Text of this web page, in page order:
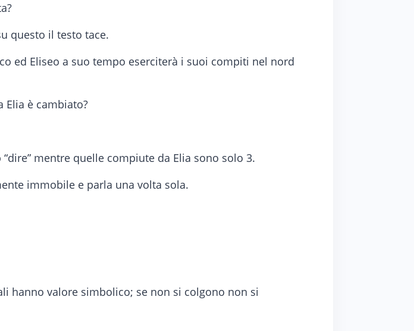
questo il testo tace.
ed Eliseo a suo tempo eserciterà i suoi compiti nel nord
Elia è cambiato?
mentre quelle compiute da Elia sono solo 3.
immobile e parla una volta sola.
hanno valore simbolico; se non si colgono non si